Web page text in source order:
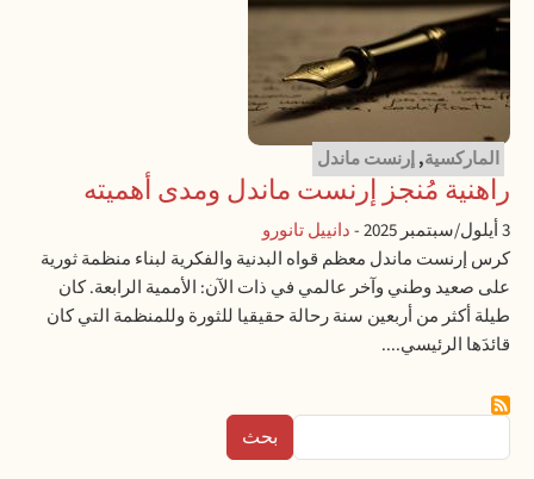
الماركسية,إرنست ماندل
راهنية مُنجز إرنست ماندل ومدى أهميته
3 أيلول/سبتمبر 2025 -دانييل تانورو
كرس إرنست ماندل معظم قواه البدنية والفكرية لبناء منظمة ثورية
على صعيد وطني وآخر عالمي في ذات الآن: الأممية الرابعة. كان
طيلة أكثر من أربعين سنة رحالة حقيقيا للثورة وللمنظمة التي كان
قائدَها الرئيسي....